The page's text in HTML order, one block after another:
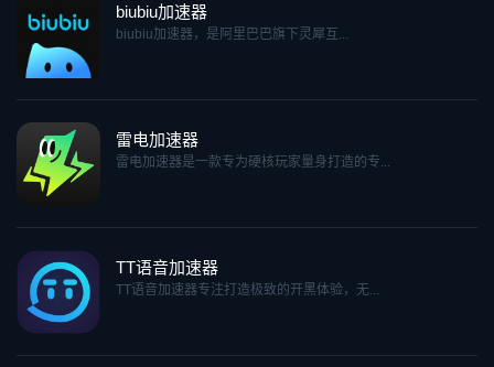
biubiu加速器
biubiu加速器，是阿里巴巴旗下灵犀互...
雷电加速器
雷电加速器是一款专为硬核玩家量身打造的专...
TT语音加速器
TT语音加速器专注打造极致的开黑体验，无...